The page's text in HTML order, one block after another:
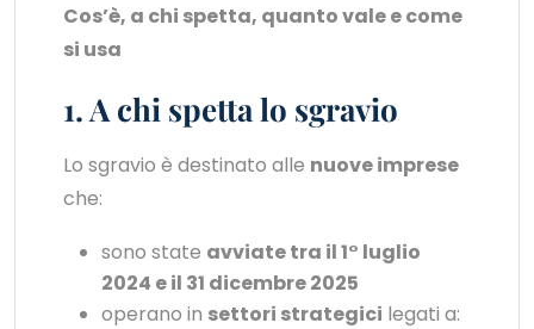
Cos’è, a chi spetta, quanto vale e come
si usa
1. A chi spetta lo sgravio
Lo sgravio è destinato alle nuove imprese
che:
sono state avviate tra il 1° luglio
2024 e il 31 dicembre 2025
operano in settori strategici legati a: